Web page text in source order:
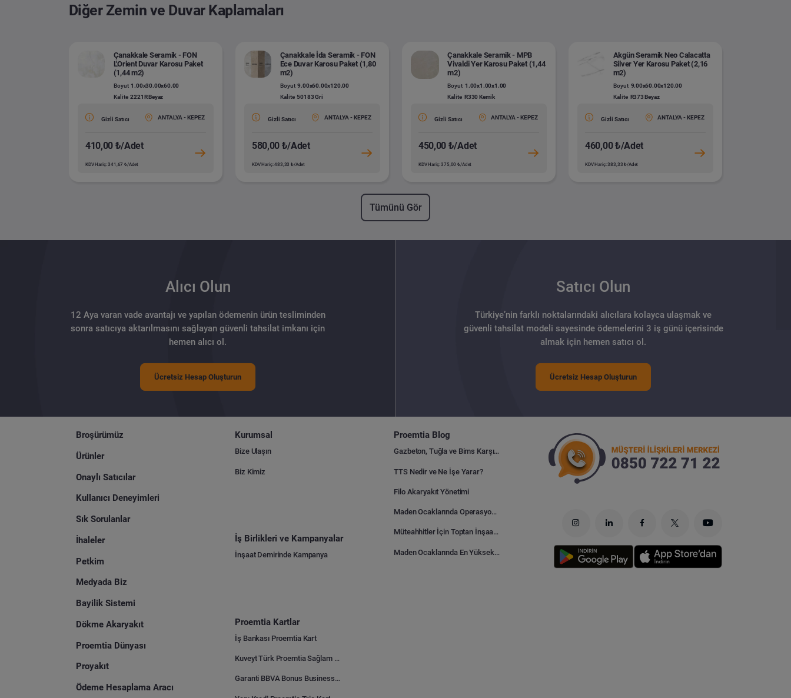
Diğer Zemin ve Duvar Kaplamaları
Çanakkale Seramik - FON
L'Orient Duvar Karosu Paket
(1,44 m2)
Boyut 1.00x30.00x60.00
Kalite 2221R Beyaz
Gizli Satıcı ANTALYA - KEPEZ
410,00 ₺/Adet
KDV Hariç: 341,67 ₺/Adet
Çanakkale İda Seramik - FON
Ece Duvar Karosu Paket (1,80
m2)
Boyut 9.00x60.00x120.00
Kalite 50183 Gri
Gizli Satıcı ANTALYA - KEPEZ
580,00 ₺/Adet
KDV Hariç: 483,33 ₺/Adet
Çanakkale Seramik - MPB
Vivaldi Yer Karosu Paket (1,44
m2)
Boyut 1.00x1.00x1.00
Kalite R330 Kemik
Gizli Satıcı ANTALYA - KEPEZ
450,00 ₺/Adet
KDV Hariç: 375,00 ₺/Adet
Akgün Seramik Neo Calacatta
Silver Yer Karosu Paket (2,16
m2)
Boyut 9.00x60.00x120.00
Kalite R373 Beyaz
Gizli Satıcı ANTALYA - KEPEZ
460,00 ₺/Adet
KDV Hariç: 383,33 ₺/Adet
Tümünü Gör
Alıcı Olun
12 Aya varan vade avantajı ve yapılan ödemenin ürün tesliminden
sonra satıcıya aktarılmasını sağlayan güvenli tahsilat imkanı için
hemen alıcı ol.
Ücretsiz Hesap Oluşturun
Satıcı Olun
Türkiye’nin farklı noktalarındaki alıcılara kolayca ulaşmak ve
güvenli tahsilat modeli sayesinde ödemelerini 3 iş günü içerisinde
almak için hemen satıcı ol.
Ücretsiz Hesap Oluşturun
Broşürümüz
Ürünler
Onaylı Satıcılar
Kullanıcı Deneyimleri
Sık Sorulanlar
İhaleler
Petkim
Medyada Biz
Bayilik Sistemi
Dökme Akaryakıt
Proemtia Dünyası
Proyakıt
Ödeme Hesaplama Aracı
Kurumsal
Bize Ulaşın
Biz Kimiz
İş Birlikleri ve Kampanyalar
İnşaat Demirinde Kampanya
Proemtia Kartlar
İş Bankası Proemtia Kart
Kuveyt Türk Proemtia Sağlam Bayi Kart
Garanti BBVA Bonus Business Proemtia Bayi Kart
Proemtia Blog
Gazbeton, Tuğla ve Bims Karşılaştırması: Hangisi Daha Avantajlı?
TTS Nedir ve Ne İşe Yarar?
Filo Akaryakıt Yönetimi
Maden Ocaklarında Operasyonel Verimlilik Nasıl Arttırılır?
Müteahhitler İçin Toptan İnşaat Malzemesi Satın Alma Rehberi
Maden Ocaklarında En Yüksek Gider Kalemleri Nelerdir?